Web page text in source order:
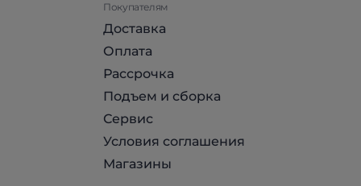
Покупателям
Доставка
Оплата
Рассрочка
Подъем и сборка
Сервис
Условия соглашения
Магазины